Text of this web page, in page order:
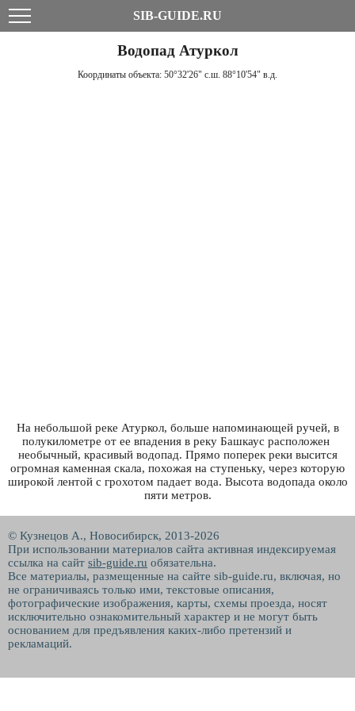
SIB-GUIDE.RU
Водопад Атуркол
Координаты объекта: 50°32'26" с.ш. 88°10'54" в.д.
На небольшой реке Атуркол, больше напоминающей ручей, в
полукилометре от ее впадения в реку Башкаус расположен
необычный, красивый водопад. Прямо поперек реки высится
огромная каменная скала, похожая на ступеньку, через которую
широкой лентой с грохотом падает вода. Высота водопада около
пяти метров.
© Кузнецов А., Новосибирск, 2013-2026
При использовании материалов сайта активная индексируемая
ссылка на сайт sib-guide.ru обязательна.
Все материалы, размещенные на сайте sib-guide.ru, включая, но
не ограничиваясь только ими, текстовые описания,
фотографические изображения, карты, схемы проезда, носят
исключительно ознакомительный характер и не могут быть
основанием для предъявления каких-либо претензий и
рекламаций.